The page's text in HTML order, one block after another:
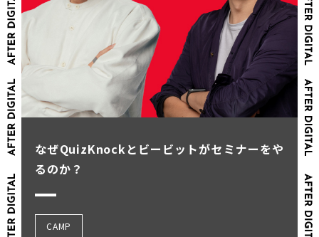
なぜQuizKnockとビービットがセミナーをや
るのか？
CAMP